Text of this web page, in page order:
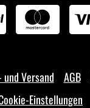
und Versand AGB
Einstellungen